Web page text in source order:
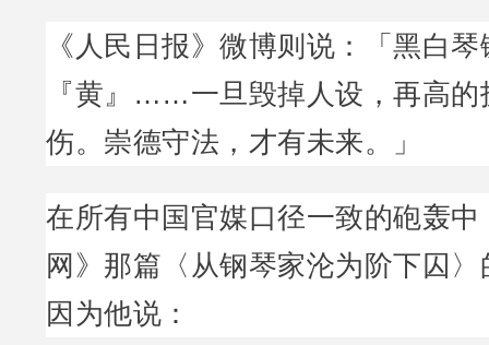
《人民日报》微博则说：「黑白
『黄』……一旦毁掉人设，再高的
伤。崇德守法，才有未来。」
在所有中国官媒口径一致的砲轰
网》那篇〈从钢琴家沦为阶下囚
因为他说：